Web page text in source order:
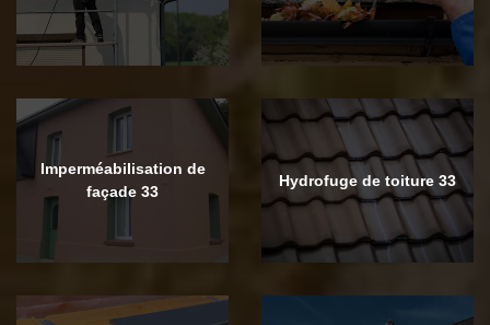
Imperméabilisation de
façade 33
Hydrofuge de toiture 33